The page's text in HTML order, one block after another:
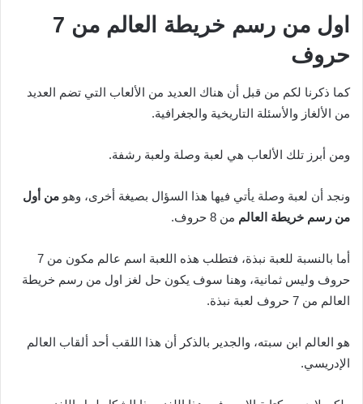
اول من رسم خريطة العالم من 7
حروف
كما ذكرنا لكم من قبل أن هناك العديد من الألعاب التي تضم العديد
من الألغاز والأسئلة التاريخية والجغرافية.
ومن أبرز تلك الألعاب هي لعبة وصلة ولعبة رشفة.
ونجد أن لعبة وصلة يأتي فيها هذا السؤال بصيغة أخرى، وهو من أول
من رسم خريطة العالم من 8 حروف.
أما بالنسبة للعبة نبذة، فتطلب هذه اللعبة اسم عالم مكون من 7
حروف وليس ثمانية، وهنا سوف يكون حل لغز اول من رسم خريطة
العالم من 7 حروف لعبة نبذة.
هو العالم ابن سبته، والجدير بالذكر أن هذا اللقب أحد ألقاب العالم
الإدريسي.